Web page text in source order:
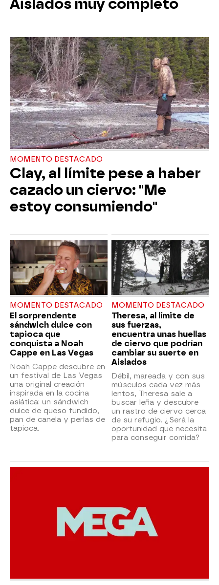
Aislados muy completo
MOMENTO DESTACADO
Clay, al límite pese a haber
cazado un ciervo: "Me
estoy consumiendo"
MOMENTO DESTACADO
El sorprendente
sándwich dulce con
tapioca que
conquista a Noah
Cappe en Las Vegas
Noah Cappe descubre en
un festival de Las Vegas
una original creación
inspirada en la cocina
asiática: un sándwich
dulce de queso fundido,
pan de canela y perlas de
tapioca.
MOMENTO DESTACADO
Theresa, al límite de
sus fuerzas,
encuentra unas huellas
de ciervo que podrían
cambiar su suerte en
Aislados
Débil, mareada y con sus
músculos cada vez más
lentos, Theresa sale a
buscar leña y descubre
un rastro de ciervo cerca
de su refugio. ¿Será la
oportunidad que necesita
para conseguir comida?